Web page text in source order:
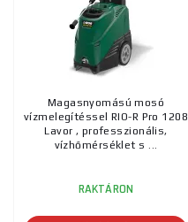
Magasnyomású mosó
vízmelegítéssel RIO-R Pro 1208
Lavor , professzionális,
vízhőmérséklet s ...
RAKTÁRON